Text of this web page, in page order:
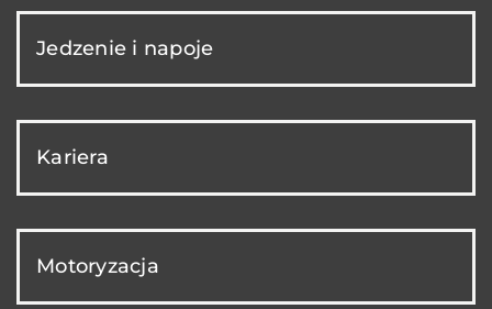
Jedzenie i napoje
Kariera
Motoryzacja